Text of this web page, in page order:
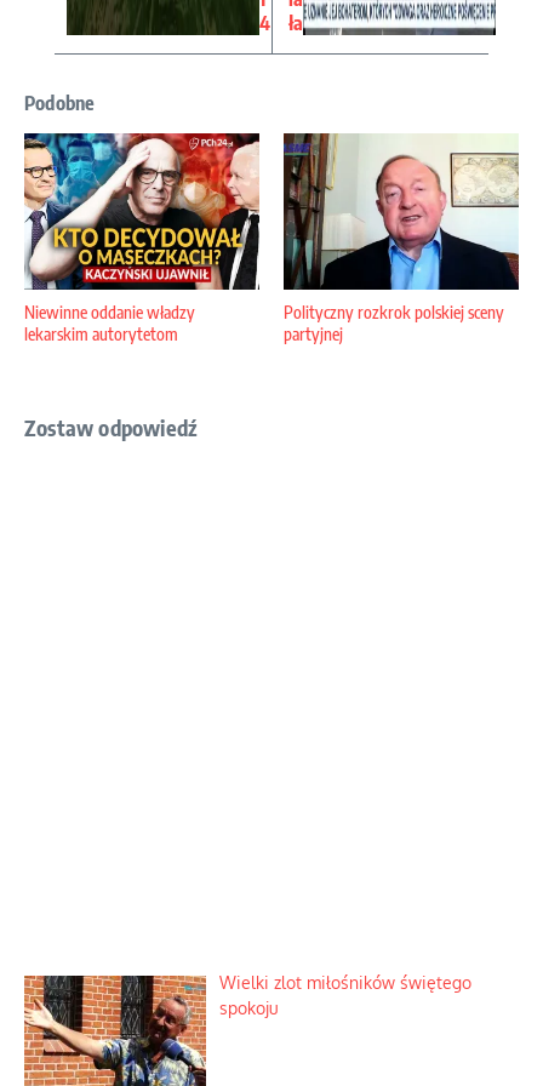
4
ła
Podobne
Niewinne oddanie władzy
lekarskim autorytetom
Polityczny rozkrok polskiej sceny
partyjnej
Zostaw odpowiedź
Wielki zlot miłośników świętego
spokoju